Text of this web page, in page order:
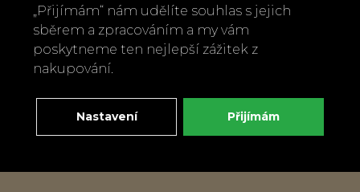
Vyrobeno ručně, vhodné pro vegany
Výrobce: Harth Chocolate, Velká
Británie
Zpět Doporučit
„Přijímám“ nám udělíte souhlas s jejich
sběrem a zpracováním a my vám
poskytneme ten nejlepší zážitek z
nakupování.
Nastavení Přijímám